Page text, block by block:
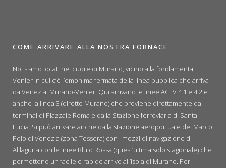
COME ARRIVARE ALLA NOSTRA FORNACE
Noi siamo locati nel cuore di Murano, vicino alla fondamenta
Venier in cui c’è l’omonima fermata della linea pubblica che arriva
da Venezia: Murano-Venier. Qui arrivano le linee ACTV 4.1 e 4.2 e
anche la linea 3 (diretto Murano) che proviene direttamente dal
terminal di Piazzale Roma e dalla Stazione ferroviaria di Santa
Lucia. Si può arrivare anche dalla stazione aeroportuale del Marco
Polo di Venezia (zona Tessera) con i mezzi di navigazione di
Alilaguna con le linee Blu o Rossa (quest’ultima solo stagionale) che
permettono un facile e rapido arrivo all’isola di Murano. Per